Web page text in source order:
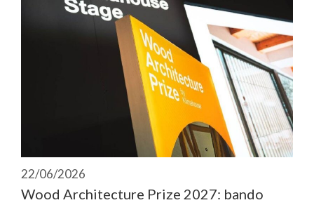
22/06/2026
Wood Architecture Prize 2027: bando